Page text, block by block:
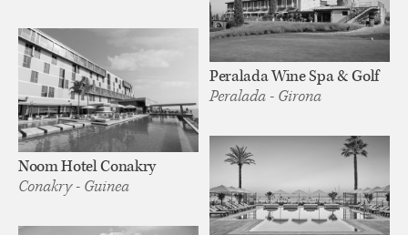
Peralada Wine Spa & Golf
Peralada - Girona
Noom Hotel Conakry
Conakry - Guinea